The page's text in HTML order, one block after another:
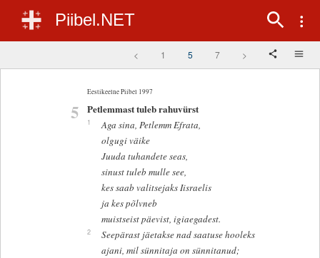
Piibel.NET
< 1 5 7 >
Eestikeelne Piibel 1997
5 Petlemmast tuleb rahuvürst
1
Aga sina, Petlemm Efrata,
olgugi väike
Juuda tuhandete seas,
sinust tuleb mulle see,
kes saab valitsejaks Iisraelis
ja kes põlvneb
muistseist päevist, igiaegadest.
2
Seepärast jäetakse nad saatuse hooleks
ajani, mil sünnitaja on sünnitanud;